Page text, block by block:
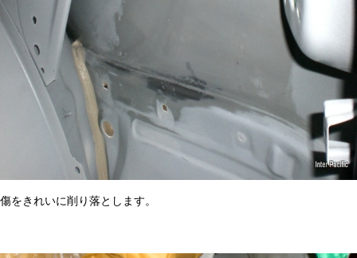
傷をきれいに削り落とします。